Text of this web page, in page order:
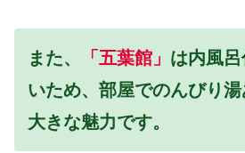
また、 「五葉館」 は内風
いため、部屋でのんびり
大きな魅力です。